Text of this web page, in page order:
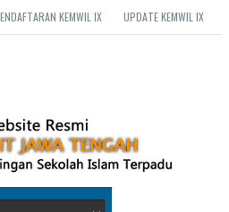
KEMWIL IX UPDATE KEMWIL IX